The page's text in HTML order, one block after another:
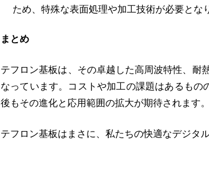
ため、特殊な表面処理や加工技術が必要とな
まとめ
テフロン基板は、その卓越した高周波特性、耐
なっています。コストや加工の課題はあるも
後もその進化と応用範囲の拡大が期待されます。
テフロン基板はまさに、私たちの快適なデジタ